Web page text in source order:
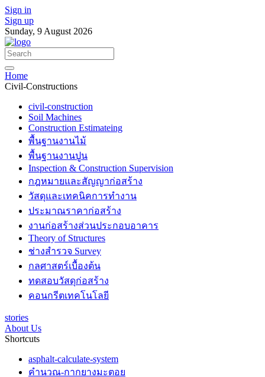
Sign in
Sign up
Sunday, 9 August 2026
Home
Civil-Constructions
civil-construction
Soil Machines
Construction Estimateing
พื้นฐานงานไม้
พื้นฐานงานปูน
Inspection & Construction Supervision
กฎหมายและสัญญาก่อสร้าง
วัสดุและเทคนิคการทำงาน
ประมาณราคาก่อสร้าง
งานก่อสร้างส่วนประกอบอาคาร
Theory of Structures
ช่างสำรวจ Survey
กลศาสตร์เบื้องต้น
ทดสอบวัสดุก่อสร้าง
คอนกรีตเทคโนโลยี
stories
About Us
Shortcuts
asphalt-calculate-system
คำนวณ-กากยางมะตอย